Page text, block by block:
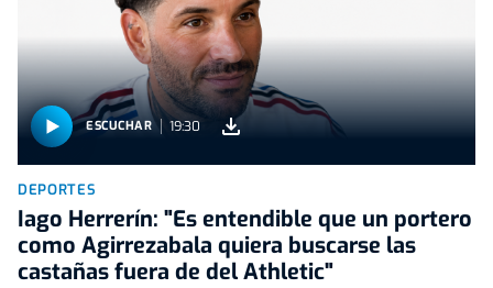
ESCUCHAR 19:30
DEPORTES
Iago Herrerín: "Es entendible que un portero
como Agirrezabala quiera buscarse las
castañas fuera de del Athletic"